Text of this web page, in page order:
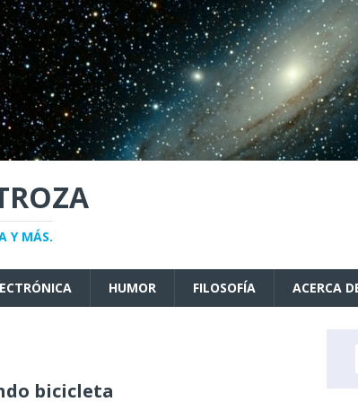
Y MÁS.
HUMOR FILOSOFÍA ACERCA
bicicleta